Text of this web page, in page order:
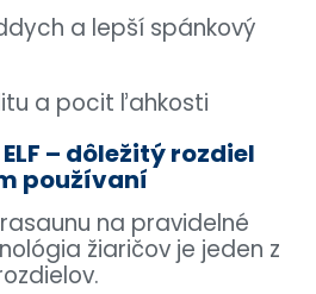
a lepší spánkový
a pocit ľahkosti
– dôležitý rozdiel
používaní
na pravidelné
žiaričov je jeden z